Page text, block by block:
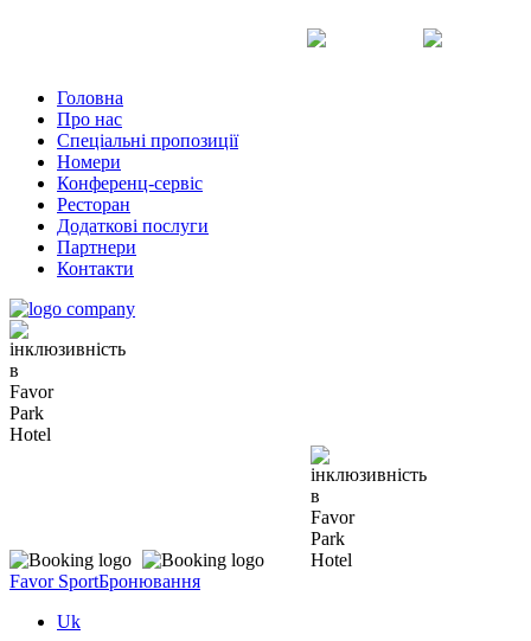
Головна
Про нас
Спеціальні пропозиції
Номери
Конференц-сервіс
Ресторан
Додаткові послуги
Партнери
Контакти
Favor SportБронювання
Uk